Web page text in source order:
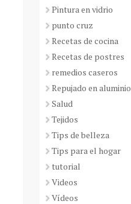
Pintura en vidrio
punto cruz
Recetas de cocina
Recetas de postres
remedios caseros
Repujado en aluminio
Salud
Tejidos
Tips de belleza
Tips para el hogar
tutorial
Videos
Vídeos